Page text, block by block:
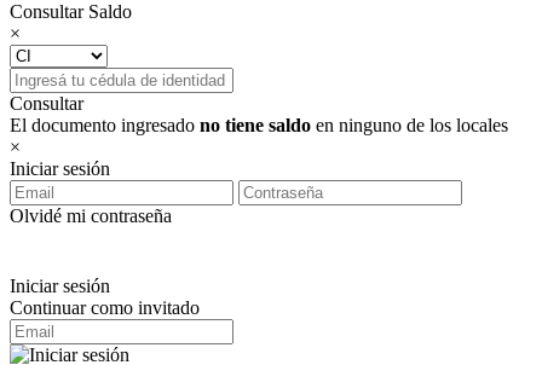
Consultar Saldo
×
Consultar
El documento ingresado no tiene saldo en ninguno de los locales
×
Iniciar sesión
Olvidé mi contraseña
Iniciar sesión
Continuar como invitado